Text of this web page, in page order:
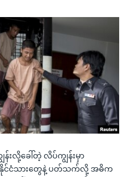
က်များ
းလို့ခေါ်တဲ့ လိပ်ကျွန်းမှာ
င်ငံသားတွေနဲ့ ပတ်သက်လို့ အဓိက